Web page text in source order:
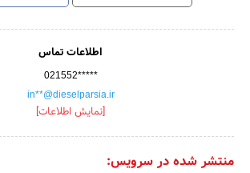
اطلاعات تماس
021552*****
in**@dieselparsia.ir
[نمایش اطلاعات]
منتشر شده در سرویس: